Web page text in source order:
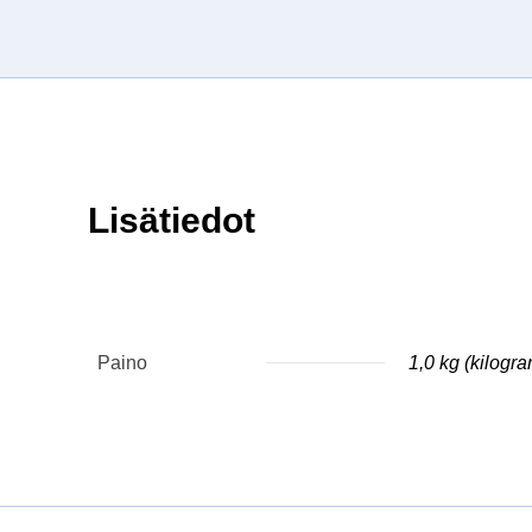
Lisätiedot
Paino 1,0 kg